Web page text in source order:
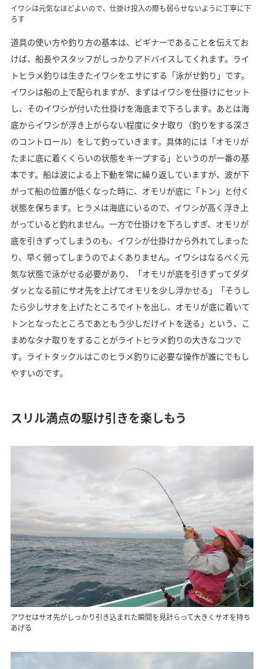
イワシは元気なほどよいので、仕掛け投入の際も弱らせないように丁寧に下
ろす
道具の使い方や釣り方の基本は、ビギナーであることを伝えてお
けば、船長やスタッフがしっかりアドバイスしてくれます。ライ
トヒラメ釣りは生きたイワシをエサにする「泳がせ釣り」です。
イワシは船の上で配られますが、まずはイワシを仕掛けにセット
し、そのイワシが付いた仕掛けを海底まで下ろします。あとは海
底からイワシが浮き上がらない程度にタナ取り（釣りをする深さ
のコントロール）をして釣っていきます。具体的には「オモリが
たまに底に着くくらいの状態をキープする」というのが一番の基
本です。船は波による上下動を常に繰り返していますが、波が下
がって船の位置が低くなった時に、オモリが底に「トン」と付く
状態を保ちます。ヒラメは海底にいるので、イワシが高く浮き上
がっていると釣れません。一方で仕掛けを下ろしすぎ、オモリが
底を引きずってしまうのも、イワシが仕掛けから外れてしまった
り、早く弱ってしまうのでよくありません。イワシはなるべく元
気な状態で泳がせる必要があり、「オモリが底を引きずってダダ
ダッとなる前にサオ先を上げてオモリを少し浮かせる」「そうし
たら少しサオを上げたところでイトを出し、オモリが底に着いて
トンとなったところであともう少しだけイトを送る」という、こ
まめなタナ取りをすることがライトヒラメ釣りの大きなコツで
す。ライトタックルはこのヒラメ釣りに必要な操作が誰にでもし
やすいのです。
スリル満点の駆け引きを楽しもう
アワセはサオ先がしっかり引き込まれた瞬間を見計らって大きくサオを持ち
あげる